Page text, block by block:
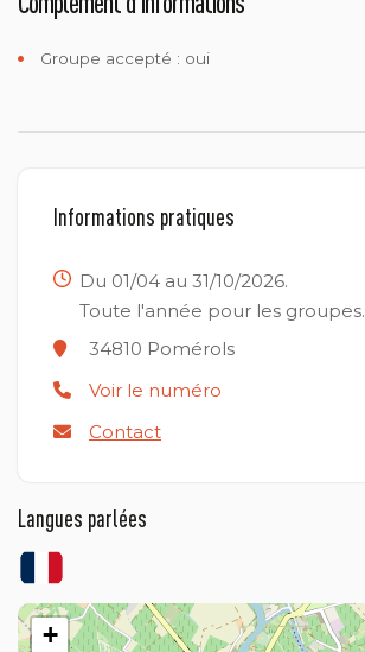
Groupe accepté : oui
Informations pratiques
Du 01/04 au 31/10/2026.
Toute l'année pour les groupes.
34810 Pomérols
Voir le numéro
Contact
Langues parlées
+